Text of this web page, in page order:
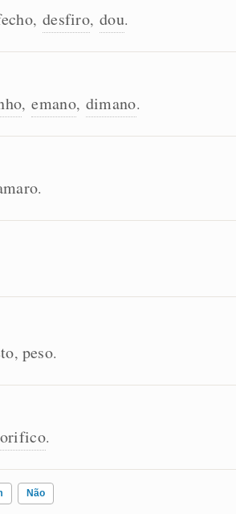
, desfiro, dou.
, emano, dimano.
.
, peso.
.
Não